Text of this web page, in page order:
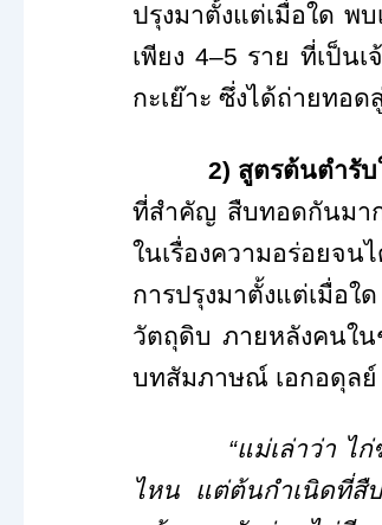
ปรุงมาตั้งแต่เมื่อใด พ
เพียง 4–5 ราย ที่เป็นเ
กะเย๊าะ ซึ่งได้ถ่ายทอ
2) สูตรต้นตำรั
ที่สำคัญ สืบทอดกันมา
ในเรื่องความอร่อยจ
การปรุงมาตั้งแต่เมื่อใ
วัตถุดิบ ภายหลังคนใ
บทสัมภาษณ์ เอกอดุลย์
“แม่เล่าว่า ไ
ไหน แต่ต้นกำเนิดที่สื